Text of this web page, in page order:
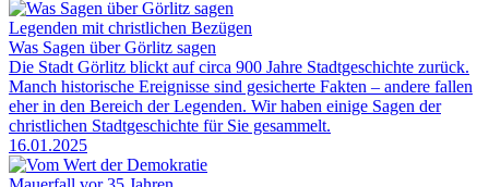
Legenden mit christlichen Bezügen
Was Sagen über Görlitz sagen
Die Stadt Görlitz blickt auf circa 900 Jahre Stadtgeschichte zurück.
Manch historische Ereignisse sind gesicherte Fakten – andere fallen
eher in den Bereich der Legenden. Wir haben einige Sagen der
christlichen Stadtgeschichte für Sie gesammelt.
16.01.2025